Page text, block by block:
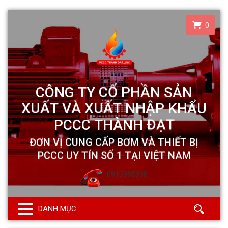
0
0913985808
DANH MỤC